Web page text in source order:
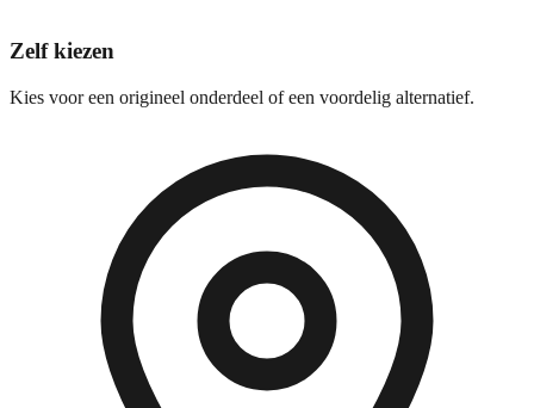
Zelf kiezen
Kies voor een origineel onderdeel of een voordelig alternatief.